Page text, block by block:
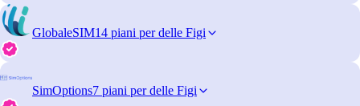
GlobaleSIM14 piani per delle Figi
SimOptions7 piani per delle Figi